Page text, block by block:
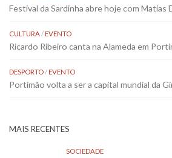
Festival da Sardinha abre hoje com Matias
CULTURA/EVENTO
Ricardo Ribeiro canta na Alameda em
DESPORTO/EVENTO
Portimão volta a ser a capital mundial da
MAIS RECENTES
SOCIEDADE